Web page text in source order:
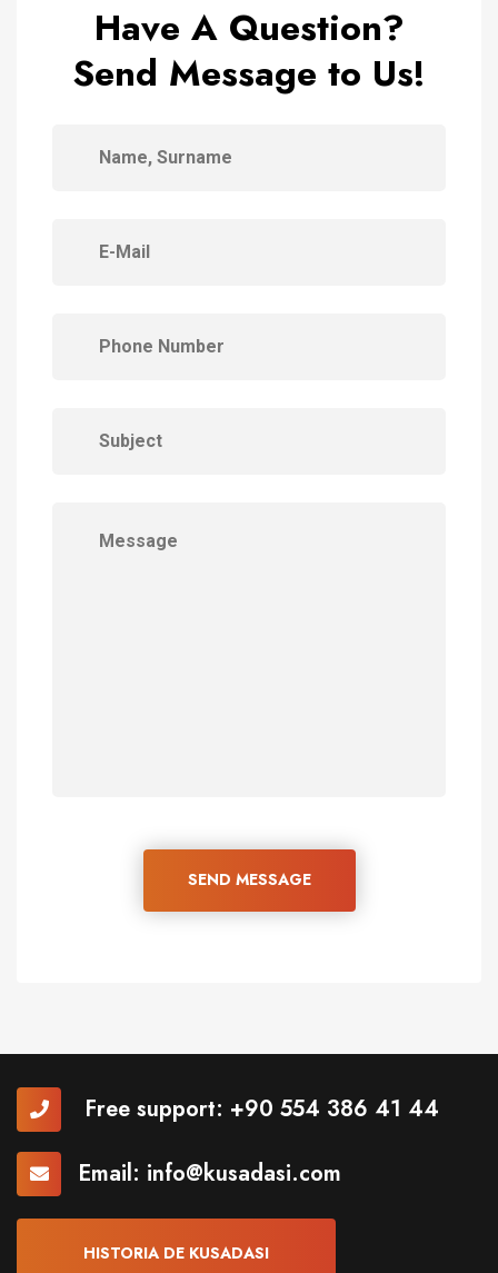
Have A Question?
Send Message to Us!
SEND MESSAGE
Free support: +90 554 386 41 44
Email: info@kusadasi.com
HISTORIA DE KUSADASI